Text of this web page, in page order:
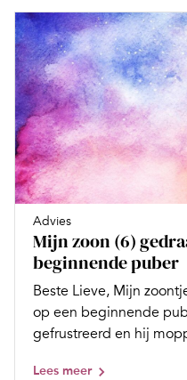
Advies
Mijn zoon (6)
beginnende puber
Beste Lieve, Mijn
op een beginnende
gefrustreerd en hij
Lees meer